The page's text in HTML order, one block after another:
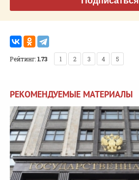
Рейтинг:1.73 1 2 3 4 5
РЕКОМЕНДУЕМЫЕ МАТЕРИАЛЫ